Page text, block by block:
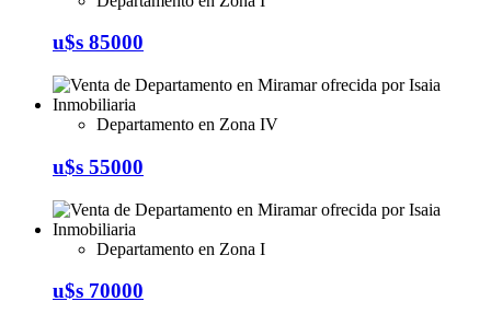
u$s 85000
Departamento en Zona IV
u$s 55000
Departamento en Zona I
u$s 70000